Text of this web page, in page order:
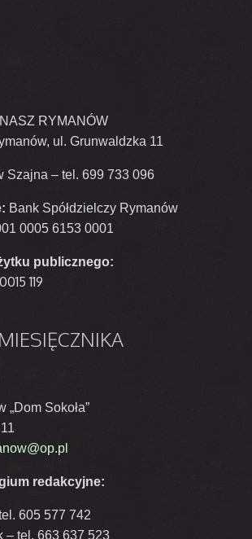
RYMANÓW
ul. Grunwaldzka 11
Szajna – tel. 699 733 096
Bank Spółdzielczy Rymanów
0005 6153 0001
publicznego:
119
MIESIĘCZNIKA
„Dom Sokoła”
redakcyjne:
605 577 742
– tel. 663 637 523